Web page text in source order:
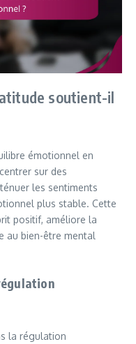
soutient-il
émotionnel en
sur des
les sentiments
plus stable. Cette
positif, améliore la
au bien-être mental
la régulation